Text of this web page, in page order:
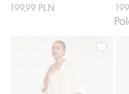
199,99 PLN
Bluzka